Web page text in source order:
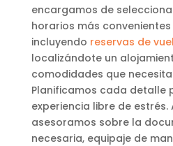
encargamos de
horarios más
incluyendo reservas de
localizándote un
comodidades que
Planificamos cada detalle
experiencia libre de estrés.
asesoramos sobre la
necesaria, equipaje de